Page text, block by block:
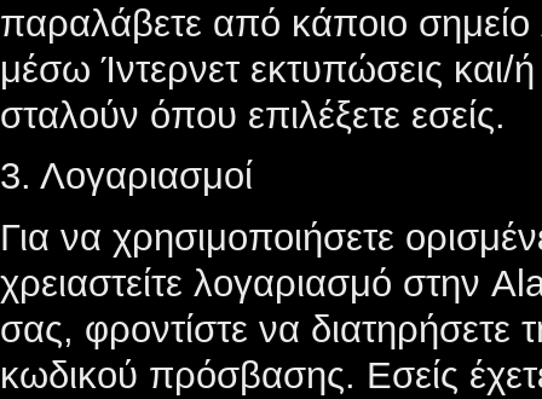
παραλάβετε από κάποιο σημείο
μέσω Ίντερνετ εκτυπώσεις
σταλούν όπου επιλέξετε εσείς.
3. Λογαριασμοί
Για να χρησιμοποιήσετε
χρειαστείτε λογαριασμό στην
σας, φροντίστε να διατηρήσετε
κωδικού πρόσβασης. Εσείς